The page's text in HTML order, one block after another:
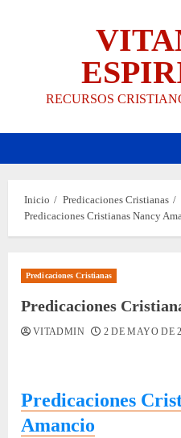
RECURSOS
Inicio
Predicaciones Cristianas
Predicaciones Cristianas Nancy
Predicaciones Cristianas
Predicaciones
VITADMIN 2 DE MAYO DE
Predicaciones
Amancio